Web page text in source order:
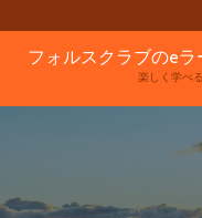
キ
フォルスクラブのe
楽しく学べ